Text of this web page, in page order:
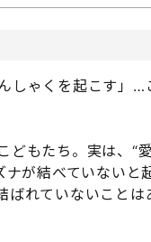
しゃくを起こす
もたち。実は、“
が結べていないと
れていないことは